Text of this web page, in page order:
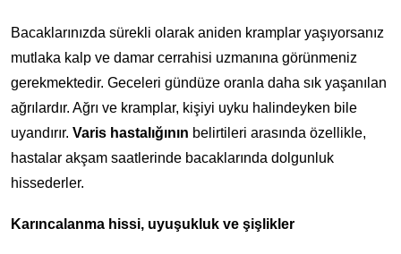
Bacaklarınızda sürekli olarak aniden kramplar yaşıyorsanız
mutlaka kalp ve damar cerrahisi uzmanına görünmeniz
gerekmektedir. Geceleri gündüze oranla daha sık yaşanılan
ağrılardır. Ağrı ve kramplar, kişiyi uyku halindeyken bile
uyandırır. Varis hastalığının belirtileri arasında özellikle,
hastalar akşam saatlerinde bacaklarında dolgunluk
hissederler.
Karıncalanma hissi, uyuşukluk ve şişlikler